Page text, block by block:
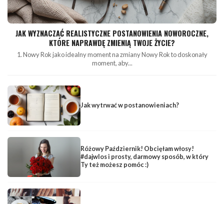
JAK WYZNACZAĆ REALISTYCZNE POSTANOWIENIA NOWOROCZNE,
KTÓRE NAPRAWDĘ ZMIENIĄ TWOJE ŻYCIE?
1. Nowy Rok jako idealny moment na zmiany Nowy Rok to doskonały
moment, aby...
Jak wytrwać w postanowieniach?
Różowy Październik! Obcięłam włosy!
#dajwlos i prosty, darmowy sposób, w który
Ty też możesz pomóc :)